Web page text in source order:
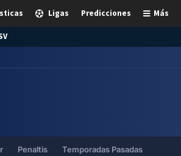
Más
Predicciones
Ligas
Penaltis Temporadas Pasadas